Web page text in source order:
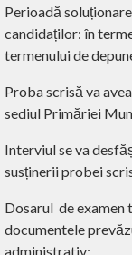
Perioadă
candidaților: în
termenului de
Proba scrisă va
sediul Primăriei
Interviul se va
susținerii probei
Dosarul de
documentele
administrativ: